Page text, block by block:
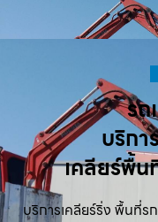
รถ
บริกา
เคลียร์พื้น
บริการเคลียร์ริ่ง พื้นที่ร